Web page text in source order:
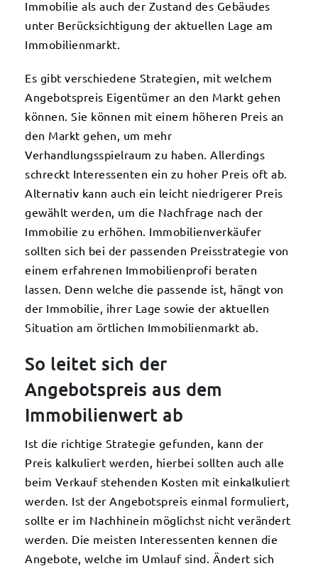
Immobilie als auch der Zustand des Gebäudes
unter Berücksichtigung der aktuellen Lage am
Immobilienmarkt.
Es gibt verschiedene Strategien, mit welchem
Angebotspreis Eigentümer an den Markt gehen
können. Sie können mit einem höheren Preis an
den Markt gehen, um mehr
Verhandlungsspielraum zu haben. Allerdings
schreckt Interessenten ein zu hoher Preis oft ab.
Alternativ kann auch ein leicht niedrigerer Preis
gewählt werden, um die Nachfrage nach der
Immobilie zu erhöhen. Immobilienverkäufer
sollten sich bei der passenden Preisstrategie von
einem erfahrenen Immobilienprofi beraten
lassen. Denn welche die passende ist, hängt von
der Immobilie, ihrer Lage sowie der aktuellen
Situation am örtlichen Immobilienmarkt ab.
So leitet sich der
Angebotspreis aus dem
Immobilienwert ab
Ist die richtige Strategie gefunden, kann der
Preis kalkuliert werden, hierbei sollten auch alle
beim Verkauf stehenden Kosten mit einkalkuliert
werden. Ist der Angebotspreis einmal formuliert,
sollte er im Nachhinein möglichst nicht verändert
werden. Die meisten Interessenten kennen die
Angebote, welche im Umlauf sind. Ändert sich